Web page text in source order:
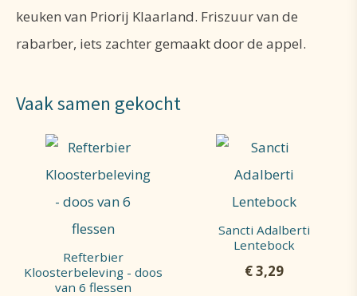
keuken van Priorij Klaarland. Friszuur van de
rabarber, iets zachter gemaakt door de appel.
Vaak samen gekocht
Refterbier
Kloosterbeleving - doos
van 6 flessen
Sancti Adalberti
Lentebock
€3,29